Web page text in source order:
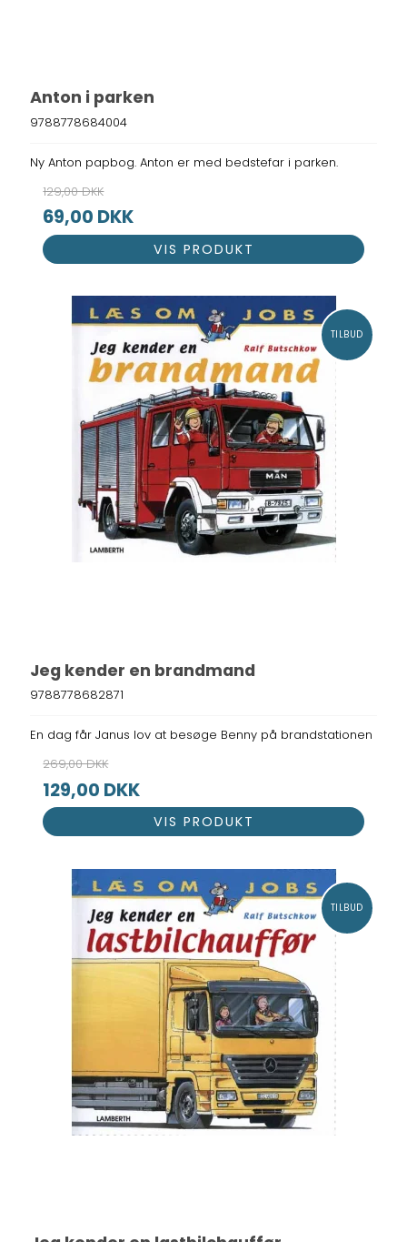
Anton i parken
9788778684004
Ny Anton papbog. Anton er med bedstefar i parken.
129,00 DKK
69,00 DKK
VIS PRODUKT
TILBUD
Jeg kender en brandmand
9788778682871
En dag får Janus lov at besøge Benny på brandstationen
269,00 DKK
129,00 DKK
VIS PRODUKT
TILBUD